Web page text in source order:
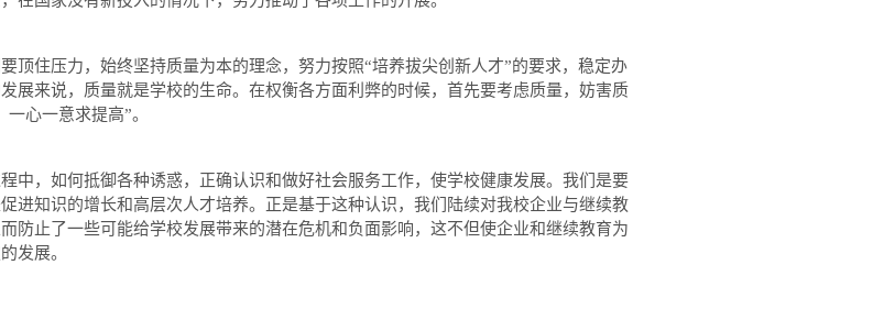
住压力，始终坚持质量为本的理念，努力按照“培养拔尖创新人才”的要求，稳定办
展来说，质量就是学校的生命。在权衡各方面利弊的时候，首先要考虑质量，妨害质
心一意求提高”。
，如何抵御各种诱惑，正确认识和做好社会服务工作，使学校健康发展。我们是要
进知识的增长和高层次人才培养。正是基于这种认识，我们陆续对我校企业与继续教
防止了一些可能给学校发展带来的潜在危机和负面影响，这不但使企业和继续教育为
发展。